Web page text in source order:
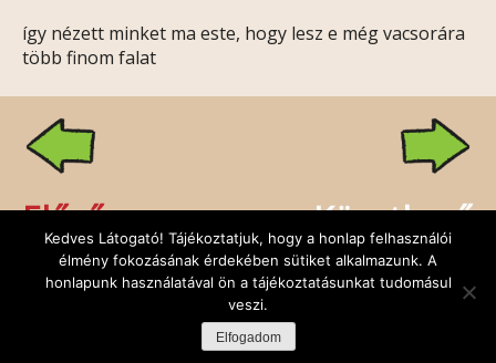
így nézett minket ma este, hogy lesz e még vacsorára
több finom falat
Előző Következő
Kapcsolat
Minden jog fenntartva: Sünbarát Alapítvány,
DuDe| fejlesztő:
Kedves Látogató! Tájékoztatjuk, hogy a honlap felhasználói
élmény fokozásának érdekében sütiket alkalmazunk. A
honlapunk használatával ön a tájékoztatásunkat tudomásul
veszi.
Elfogadom